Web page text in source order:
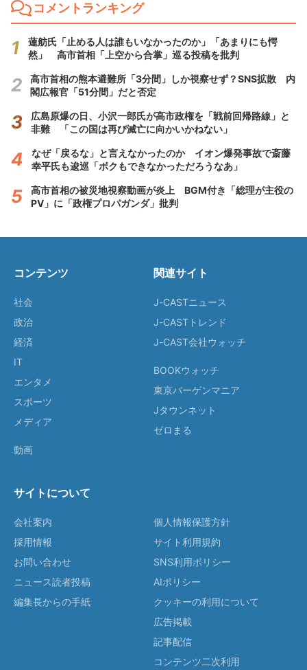
コメントランキング
蓮舫氏「止める人は誰もいなかったのか」「あまりにも愕
然」 高市首相「上空から合掌」巡る投稿を批判
高市首相の熊本避難所「3分間」しか視察せず？SNS拡散 内
閣広報官「51分間」だと否定
広島原爆の日、小沢一郎氏が高市政権を「戦前回帰路線」と
非難 「この国は再び滅亡に向かいかねない」
なぜ「戻るな」と言えなかったのか イオン爆発事故で斎藤
幸平氏も逡巡「ボクもできなかっただろうなあ」
高市首相の被災地視察動画が炎上 BGM付き「総理が主役の
PV」に「政権プロパガンダ」批判
コンテンツ
社会
政治
経済
IT
エンタメ
スポーツ
メディア
動画
関連サイト
J-CASTニュース
J-CASTトレンド
J-CAST会社ウォッチ
BOOKウォッチ
東京バーゲンマニア
Jタウンネット
ゼロまる
サイトについて
会社案内
採用情報
お問い合わせ
ニュース読者投稿
編集長からの手紙
個人情報保護方針
サイト利用規約
SNS利用ポリシー
AIポリシー
クッキーの利用について
広告掲載
記事配信
コンテンツ二次利用